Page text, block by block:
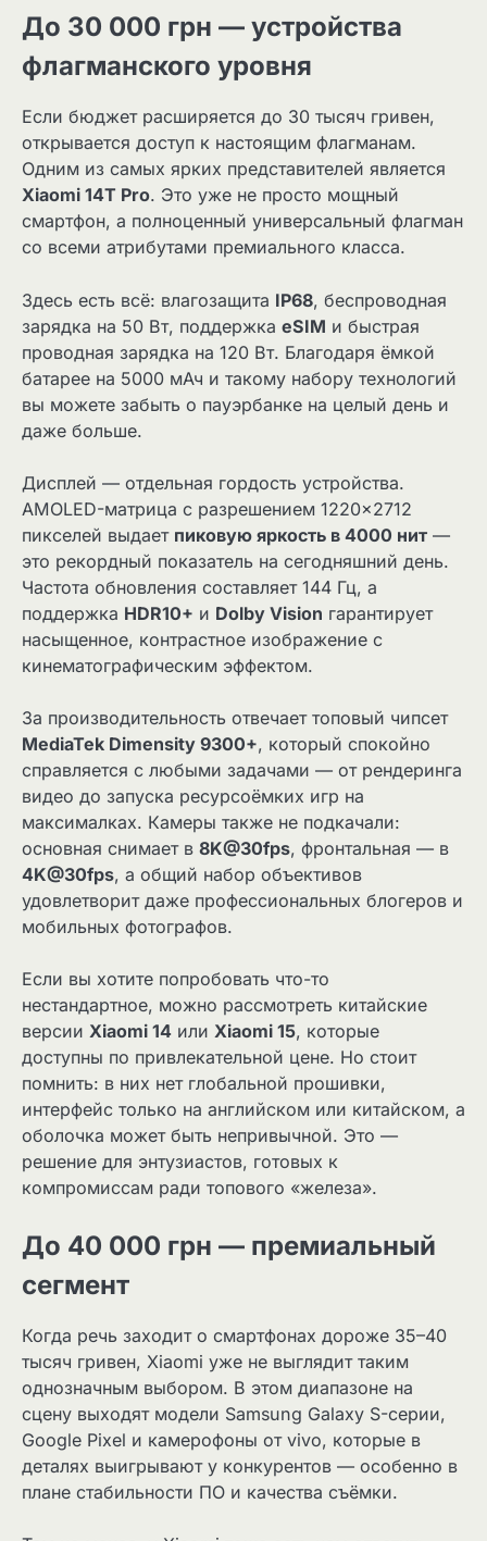
До 30 000 грн — устройства
флагманского уровня
Если бюджет расширяется до 30 тысяч гривен,
открывается доступ к настоящим флагманам.
Одним из самых ярких представителей является
Xiaomi 14T Pro. Это уже не просто мощный
смартфон, а полноценный универсальный флагман
со всеми атрибутами премиального класса.
Здесь есть всё: влагозащита IP68, беспроводная
зарядка на 50 Вт, поддержка eSIM и быстрая
проводная зарядка на 120 Вт. Благодаря ёмкой
батарее на 5000 мАч и такому набору технологий
вы можете забыть о пауэрбанке на целый день и
даже больше.
Дисплей — отдельная гордость устройства.
AMOLED-матрица с разрешением 1220×2712
пикселей выдает пиковую яркость в 4000 нит —
это рекордный показатель на сегодняшний день.
Частота обновления составляет 144 Гц, а
поддержка HDR10+ и Dolby Vision гарантирует
насыщенное, контрастное изображение с
кинематографическим эффектом.
За производительность отвечает топовый чипсет
MediaTek Dimensity 9300+, который спокойно
справляется с любыми задачами — от рендеринга
видео до запуска ресурсоёмких игр на
максималках. Камеры также не подкачали:
основная снимает в 8K@30fps, фронтальная — в
4K@30fps, а общий набор объективов
удовлетворит даже профессиональных блогеров и
мобильных фотографов.
Если вы хотите попробовать что-то
нестандартное, можно рассмотреть китайские
версии Xiaomi 14 или Xiaomi 15, которые
доступны по привлекательной цене. Но стоит
помнить: в них нет глобальной прошивки,
интерфейс только на английском или китайском, а
оболочка может быть непривычной. Это —
решение для энтузиастов, готовых к
компромиссам ради топового «железа».
До 40 000 грн — премиальный
сегмент
Когда речь заходит о смартфонах дороже 35–40
тысяч гривен, Xiaomi уже не выглядит таким
однозначным выбором. В этом диапазоне на
сцену выходят модели Samsung Galaxy S-серии,
Google Pixel и камерофоны от vivo, которые в
деталях выигрывают у конкурентов — особенно в
плане стабильности ПО и качества съёмки.